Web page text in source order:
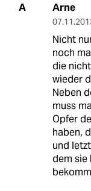
A Arne
Nicht
noch
die
wieder
Neben
muss
Opfer
haben,
und
dem sie